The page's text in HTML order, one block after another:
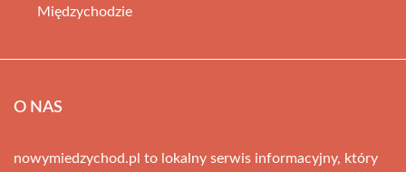
Międzychodzie
O NAS
nowymiedzychod.pl to lokalny serwis informacyjny, który